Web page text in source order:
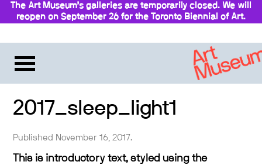
The Art Museum’s galleries are temporarily closed. We will
reopen on September 26 for the Toronto Biennial of Art.
2017_sleep_light1
Published November 16, 2017.
This is introductory text, styled using the